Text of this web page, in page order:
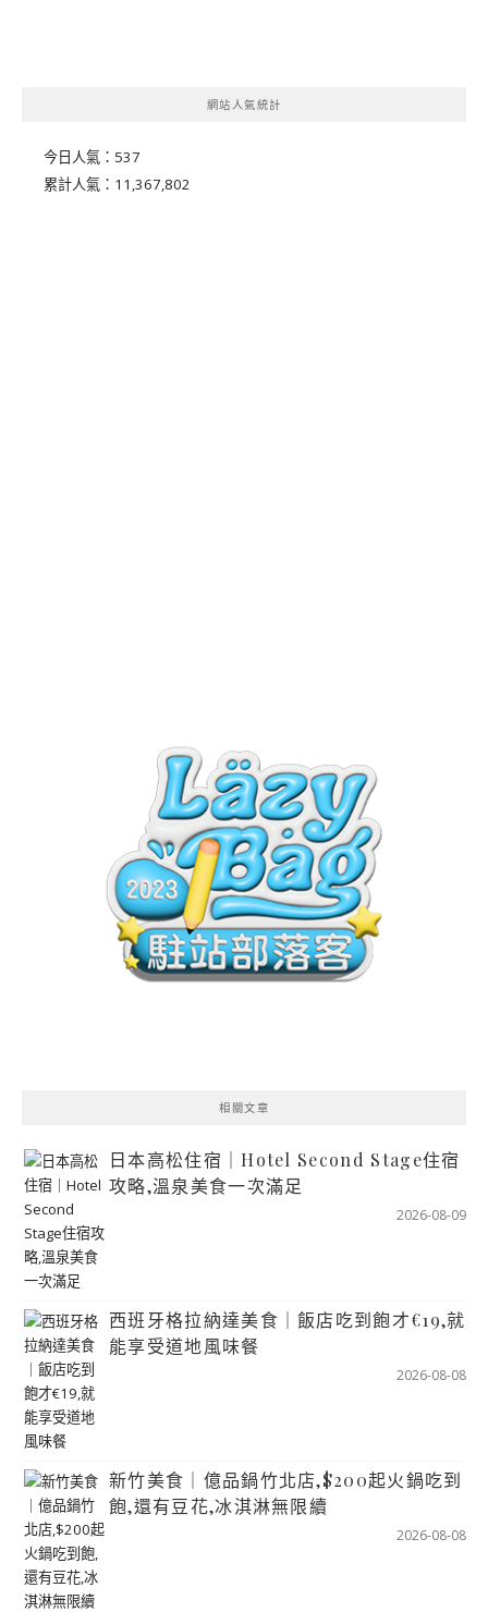
網站人氣統計
今日人氣： 537
累計人氣： 11,367,802
相關文章
日本高松住宿｜Hotel Second Stage住宿
攻略,溫泉美食一次滿足
2026-08-09
西班牙格拉納達美食｜飯店吃到飽才€19,就
能享受道地風味餐
2026-08-08
新竹美食｜億品鍋竹北店,$200起火鍋吃到
飽,還有豆花,冰淇淋無限續
2026-08-08